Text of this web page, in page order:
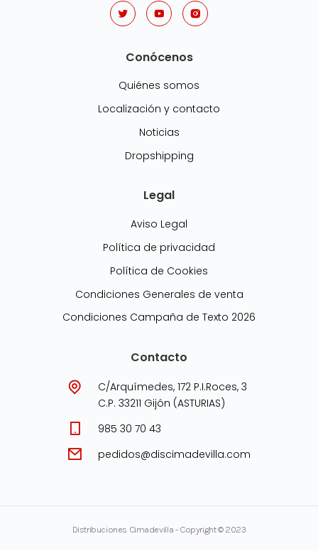
Conócenos
Quiénes somos
Localización y contacto
Noticias
Dropshipping
Legal
Aviso Legal
Política de privacidad
Política de Cookies
Condiciones Generales de venta
Condiciones Campaña de Texto 2026
Contacto
C/Arquímedes, 172 P.I.Roces, 3
C.P. 33211 Gijón (ASTURIAS)
985 30 70 43
pedidos@discimadevilla.com
Distribuciones Cimadevilla - Copyright © 2023